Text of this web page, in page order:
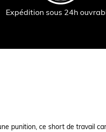
Expédition sous 24h
punition, ce short de travail